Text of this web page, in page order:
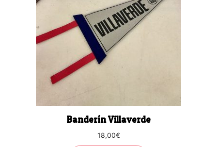
Banderín Villaverde
18,00€